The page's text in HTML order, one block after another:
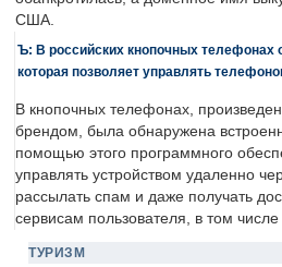
США.
Ъ: В российских кнопочных телефонах
которая позволяет управлять
В кнопочных телефонах,
брендом, была обнаружена
помощью этого программного
управлять устройством удаленно
рассылать спам и даже получать
сервисам пользователя, в том числе
ТУРИЗМ